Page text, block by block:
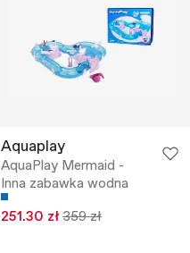
Aquaplay
AquaPlay Mermaid -
Inna zabawka wodna
251.30 zł 359 zł